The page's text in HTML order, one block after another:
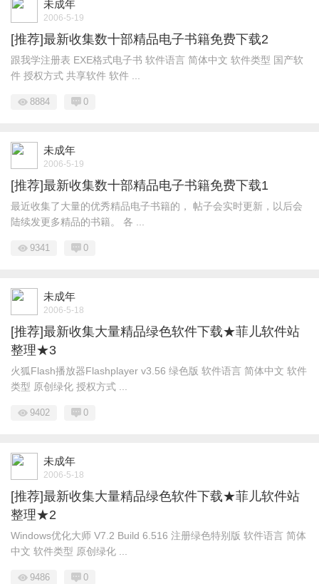
未成年
2006-5-19
[推荐]最新收集数十部精品电子书籍免费下载2
跟我学注册表 EXE格式电子书 软件语言 简体中文 软件类型 国产软
件 授权方式 共享软件 软件 ...
8884 0
未成年
2006-5-19
[推荐]最新收集数十部精品电子书籍免费下载1
最近收集了大量的优秀精品电子书籍的， 帖子会实时更新，以后会
陆续发更多精品的书籍。 各 ...
9341 0
未成年
2006-5-18
[推荐]最新收集大量精品绿色软件下载★菲儿软件站
整理★3
火狐Flash播放器Flashplayer v3.56 绿色版 软件语言 简体中文 软件
类型 原创绿化 授权方式 ...
9402 0
未成年
2006-5-18
[推荐]最新收集大量精品绿色软件下载★菲儿软件站
整理★2
Windows优化大师 V7.2 Build 6.516 注册绿色特别版 软件语言 简体
中文 软件类型 原创绿化 ...
9486 0